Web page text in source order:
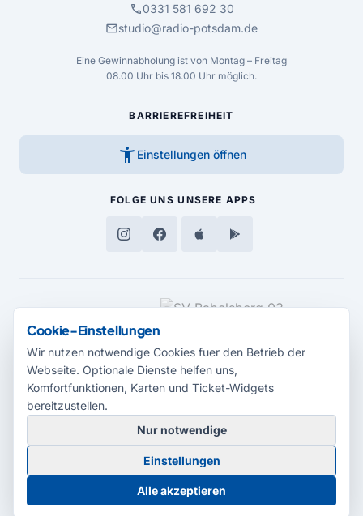
call0331 581 692 30
mailstudio@radio-potsdam.de
Eine Gewinnabholung ist von Montag – Freitag
08.00 Uhr bis 18.00 Uhr möglich.
BARRIEREFREIHEIT
accessibility_new Einstellungen öffnen
FOLGE UNS UNSERE APPS
MEDIENPARTNER
© 2026 Radio Potsdam. Webseite entwickelt durch dieMedienagentur
Babelsberg
BarrierefreiheitserklärungAGBDatenschutzImpressum
Cookie-Einstellungen
Cookie-Einstellungen
Wir nutzen notwendige Cookies fuer den Betrieb der
Webseite. Optionale Dienste helfen uns,
Komfortfunktionen, Karten und Ticket-Widgets
bereitzustellen.
Nur notwendige
Einstellungen
Alle akzeptieren